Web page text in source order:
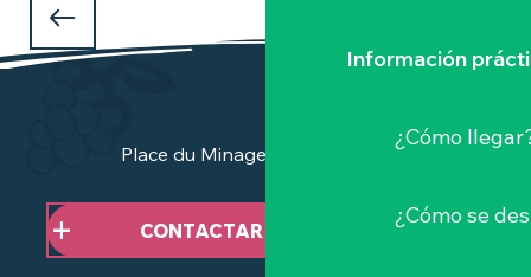
Información
¿Cómo
¿Cómo se
DE NAVIDAD
en el Vignoble Nantais
Place du Minage - 44190 Clisson
CONTACTAR CON NOSOTROS